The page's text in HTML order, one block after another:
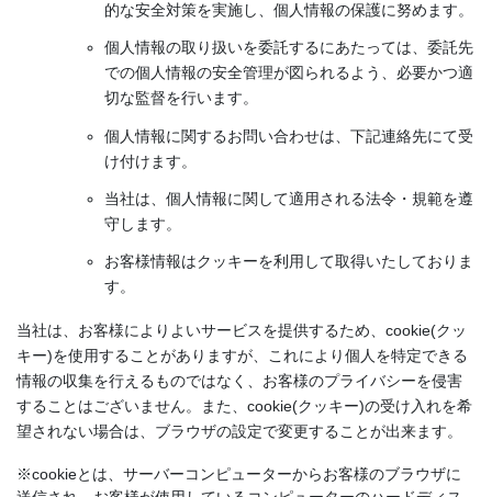
的な安全対策を実施し、個人情報の保護に努めます。
個人情報の取り扱いを委託するにあたっては、委託先
での個人情報の安全管理が図られるよう、必要かつ適
切な監督を行います。
個人情報に関するお問い合わせは、下記連絡先にて受
け付けます。
当社は、個人情報に関して適用される法令・規範を遵
守します。
お客様情報はクッキーを利用して取得いたしておりま
す。
当社は、お客様によりよいサービスを提供するため、cookie(クッ
キー)を使用することがありますが、これにより個人を特定できる
情報の収集を行えるものではなく、お客様のプライバシーを侵害
することはございません。また、cookie(クッキー)の受け入れを希
望されない場合は、ブラウザの設定で変更することが出来ます。
※cookieとは、サーバーコンピューターからお客様のブラウザに
《奥能登エリア》 能登町「あばれ祭り」、輪島市「輪島大祭」、
リコ祭り」、輪島市「名舟大祭」
「キリコ」とよばれる直方体の形をした山車（だし）の一種が集落
を練り歩きます。豪快な宇出津の「あばれ祭り」が特に有名。